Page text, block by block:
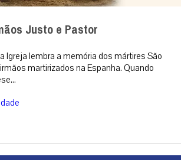
Justo e Pastor
Igreja lembra a memória dos mártires São
martirizados na Espanha. Quando